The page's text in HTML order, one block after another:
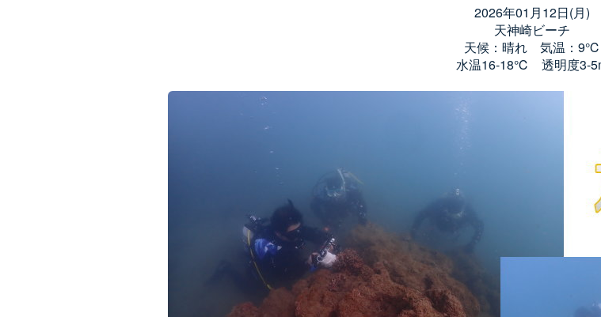
2026年01月12日(月)
天神崎ビーチ
天候：晴れ 気温：9℃
水温16-18℃ 透明度3-